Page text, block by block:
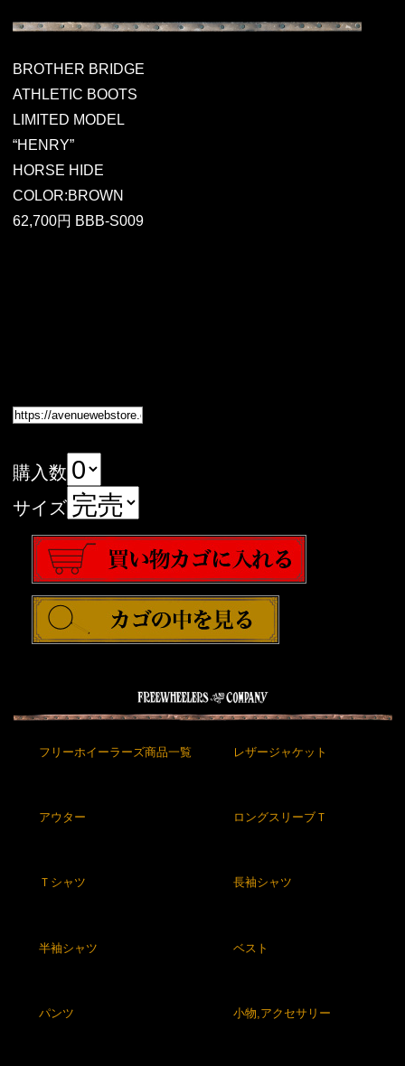
BROTHER BRIDGE
ATHLETIC BOOTS
LIMITED MODEL
“HENRY”
HORSE HIDE
COLOR:BROWN
62,700円 BBB-S009
購入数
サイズ
フリーホイーラーズ商品一覧 レザージャケット
アウター ロングスリーブＴ
Ｔシャツ 長袖シャツ
半袖シャツ ベスト
パンツ 小物,アクセサリー